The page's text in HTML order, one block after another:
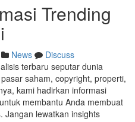
Trending
News
Discuss
terbaru seputar dunia
saham, copyright, properti,
kami hadirkan informasi
membantu Anda membuat
Jangan lewatkan insights